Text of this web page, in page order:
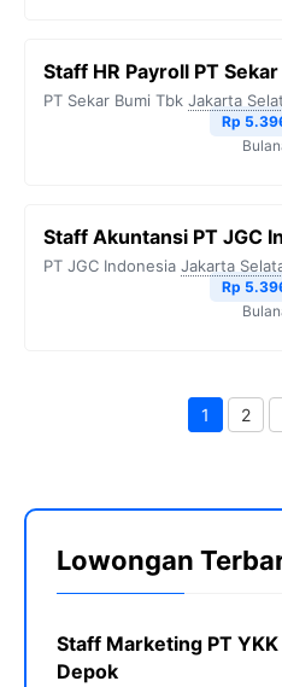
Staff HR Payroll PT
PT Sekar Bumi Tbk Jakarta
Rp
Staff Akuntansi PT JGC
PT JGC Indonesia Jakarta
Rp
Halaman
1 2
Lowongan
Staff Marketing PT
Depok